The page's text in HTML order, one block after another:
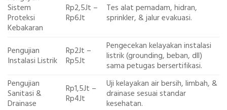
Sistem
Proteksi
Kebakaran
Rp2,5Jt –
Rp6Jt
Tes alat pemadam, hidran,
sprinkler, & jalur evakuasi.
Pengujian
Instalasi Listrik
Rp2Jt –
Rp5Jt
Pengecekan kelayakan instalasi
listrik (grounding, beban, dll)
sama petugas bersertifikasi.
Pengujian
Sanitasi &
Drainase
Rp1,5Jt –
Rp4Jt
Uji kelayakan air bersih, limbah, &
drainase sesuai standar
kesehatan.